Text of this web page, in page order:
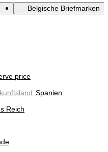
Belgische Briefmarken
price
Spanien
Reich